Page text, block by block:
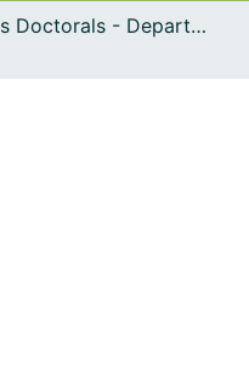
per tot el DD
Tesis Doctorals - Departament - Ciències Clíniques